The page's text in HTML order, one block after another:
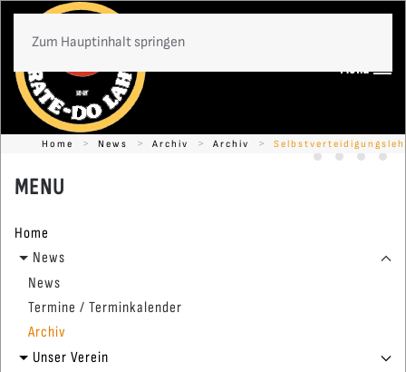
Zum Hauptinhalt springen
Menü
Timo Gißler
Ein
Home News Archiv Archiv
MENU
Home
News
News
Termine / Terminkalender
Archiv
Unser Verein